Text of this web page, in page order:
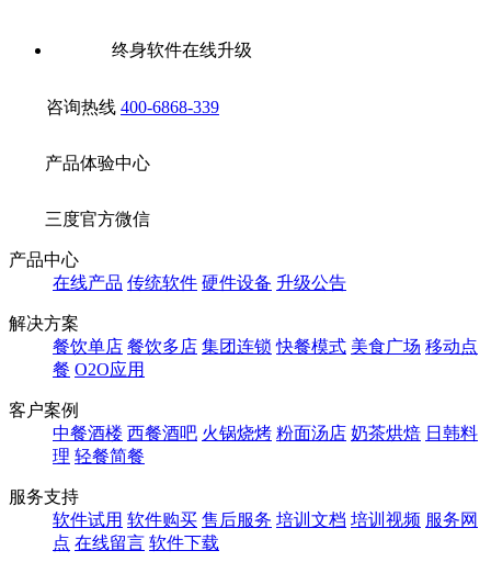
终身软件在线升级
咨询热线 400-6868-339
产品体验中心
三度官方微信
产品中心
在线产品 传统软件 硬件设备 升级公告
解决方案
餐饮单店 餐饮多店 集团连锁 快餐模式 美食广场 移动点
餐 O2O应用
客户案例
中餐酒楼 西餐酒吧 火锅烧烤 粉面汤店 奶茶烘焙 日韩料
理 轻餐简餐
服务支持
软件试用 软件购买 售后服务 培训文档 培训视频 服务网
点 在线留言 软件下载